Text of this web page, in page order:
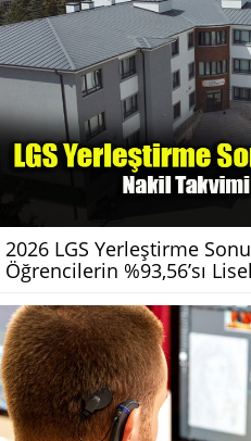
2026 LGS Yerleştirme
Öğrencilerin %93,56’sı